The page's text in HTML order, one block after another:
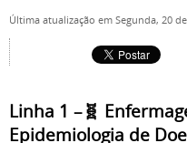
Última atualização em Segunda, 20
Linha 1 –🧬
Epidemiologia de